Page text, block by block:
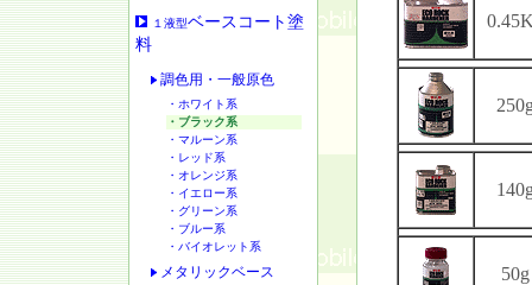
50g
１液型ベースコート塗
料
調色用・一般原色
・ホワイト系
・ブラック系
・マルーン系
・レッド系
・オレンジ系
・イエロー系
・グリーン系
・ブルー系
・バイオレット系
メタリックベース